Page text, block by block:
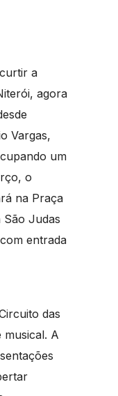
a
agora
Vargas,
um
o
na Praça
Judas
entrada
das
musical. A